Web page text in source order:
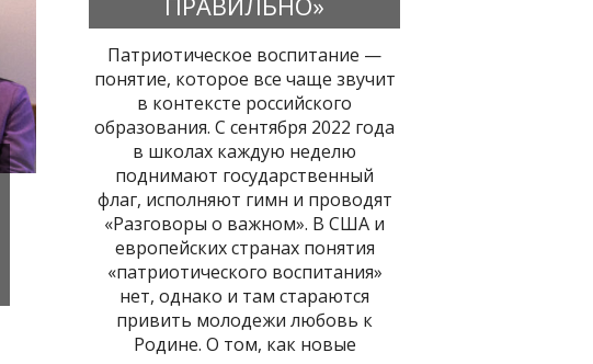
Патриотическое воспитание —
понятие, которое все чаще звучит
в контексте российского
образования. С сентября 2022 года
в школах каждую неделю
поднимают государственный
флаг, исполняют гимн и проводят
«Разговоры о важном». В США и
европейских странах понятия
«патриотического воспитания»
нет, однако и там стараются
привить молодежи любовь к
Родине. О том, как новые